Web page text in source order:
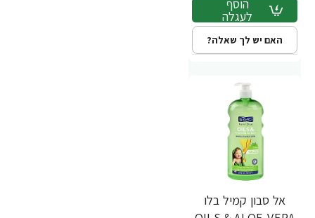
הוסף
לעגלה
האם יש לך שאלה?
אל סבון קמיל בלו